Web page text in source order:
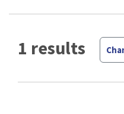
1 results